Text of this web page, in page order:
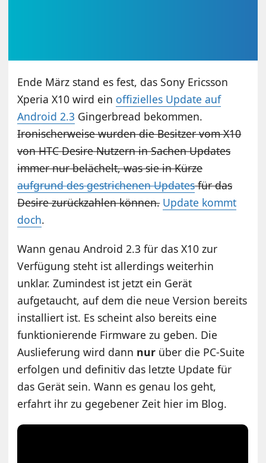
Ende März stand es fest, das Sony Ericsson
Xperia X10 wird ein offizielles Update auf
Android 2.3 Gingerbread bekommen.
Ironischerweise wurden die Besitzer vom X10
von HTC Desire Nutzern in Sachen Updates
immer nur belächelt, was sie in Kürze
aufgrund des gestrichenen Updatesfür das
Desire zurückzahlen können. Update kommt
doch.
Wann genau Android 2.3 für das X10 zur
Verfügung steht ist allerdings weiterhin
unklar. Zumindest ist jetzt ein Gerät
aufgetaucht, auf dem die neue Version bereits
installiert ist. Es scheint also bereits eine
funktionierende Firmware zu geben. Die
Auslieferung wird dann nur über die PC-Suite
erfolgen und definitiv das letzte Update für
das Gerät sein. Wann es genau los geht,
erfahrt ihr zu gegebener Zeit hier im Blog.